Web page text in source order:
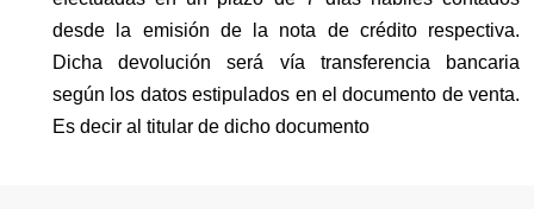
desde la emisión de la nota de crédito respectiva.
Dicha devolución será vía transferencia bancaria
según los datos estipulados en el documento de venta.
Es decir al titular de dicho documento